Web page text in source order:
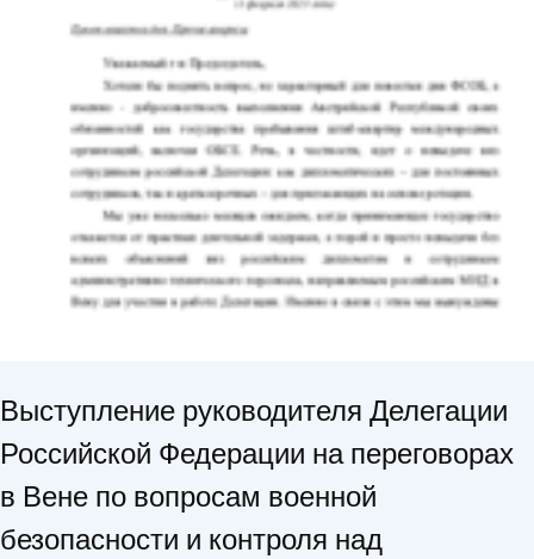
Выступление руководителя Делегации
Российской Федерации на переговорах
в Вене по вопросам военной
безопасности и контроля над